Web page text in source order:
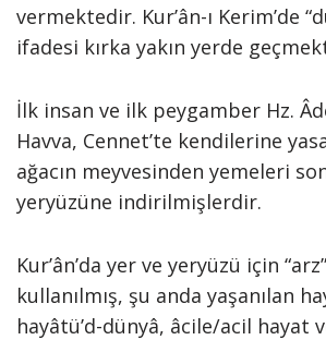
vermektedir. Kur’ân-ı Kerim’de
ifadesi kırka yakın yerde
İlk insan ve ilk peygamber Hz.
Havva, Cennet’te kendilerine
ağacın meyvesinden yemeleri
yeryüzüne indirilmişlerdir.
Kur’ân’da yer ve yeryüzü için
kullanılmış, şu anda yaşanılan
hayâtü’d-dünyâ, âcile/acil hayat